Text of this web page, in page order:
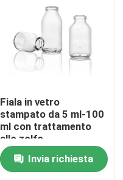
Fiala in vetro
stampato da 5 ml-100
ml con trattamento
allo zolfo
Invia richiesta